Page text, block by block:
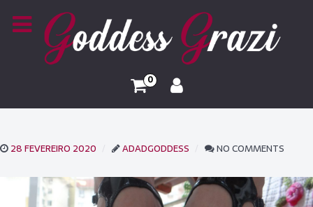
0
28 FEVEREIRO 2020 ADADGODDESS NO COMMENTS